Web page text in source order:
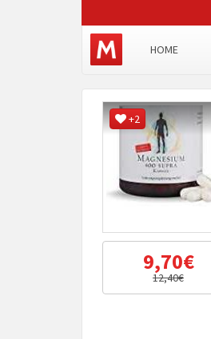
HOME
+2
9,70€
12,40€